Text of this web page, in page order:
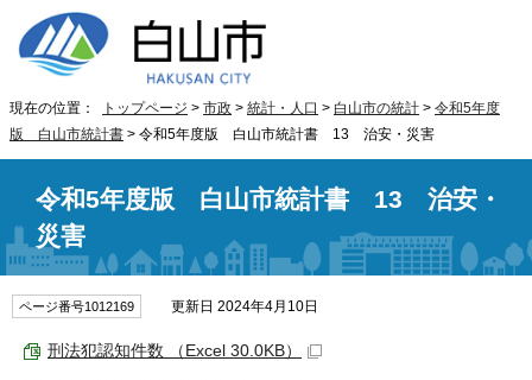
現在の位置： トップページ > 市政 > 統計・人口 > 白山市の統計 > 令和5年度
版 白山市統計書 > 令和5年度版 白山市統計書 13 治安・災害
令和5年度版 白山市統計書 13 治安・
災害
ページ番号1012169 更新日 2024年4月10日
刑法犯認知件数 （Excel 30.0KB）